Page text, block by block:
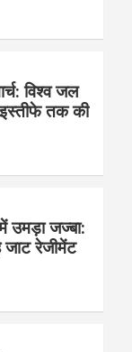
विश्व जल
तक की
उमड़ा जज्बा:
रेजीमेंट